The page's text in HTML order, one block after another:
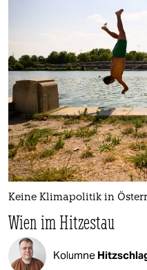
Keine Klimapolitik in
Wien im Hitzestau
Kolumne